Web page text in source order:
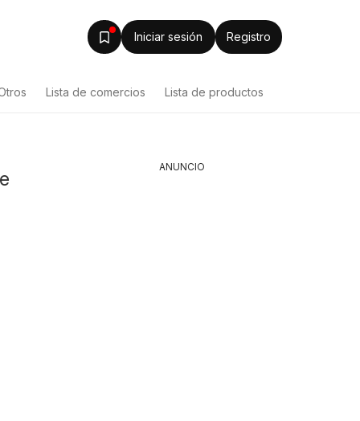
Iniciar sesión Registro
Lista de comercios Lista de productos
ANUNCIO